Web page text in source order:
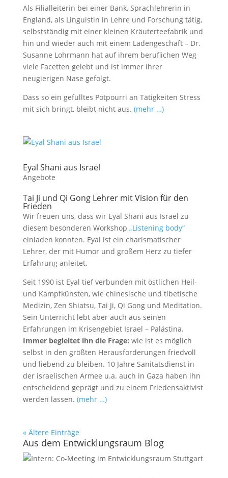
Als Filialleiterin bei einer Bank, Sprachlehrerin in
England, als Linguistin in Lehre und Forschung tätig,
selbstständig mit einer kleinen Kräuterteefabrik und
hin und wieder auch mit einem Ladengeschäft – Dr.
Susanne Lohrmann hat auf ihrem beruflichen Weg
viele Facetten gelebt und ist immer ihrer
neugierigen Nase gefolgt.
Dass so ein gefülltes Potpourri an Tätigkeiten Stress
mit sich bringt, bleibt nicht aus. (mehr …)
Eyal Shani aus Israel
Angebote
Tai Ji und Qi Gong Lehrer mit Vision für den
Frieden
Wir freuen uns, dass wir Eyal Shani aus Israel zu
diesem besonderen Workshop „Listening body“
einladen konnten. Eyal ist ein charismatischer
Lehrer, der mit Humor und großem Herz zu tiefer
Erfahrung anleitet.
Seit 1990 ist Eyal tief verbunden mit östlichen Heil-
und Kampfkünsten, wie chinesische und tibetische
Medizin, Zen Shiatsu, Tai Ji, Qi Gong und Meditation.
Sein Unterricht lebt aber auch aus seinen
Erfahrungen im Krisengebiet Israel – Palästina.
Immer begleitet ihn die Frage: wie ist es möglich
selbst in den größten Herausforderungen friedvoll
und liebend zu bleiben. 10 Jahre Sanitätsdienst in
der israelischen Armee u.a. auch in Gaza haben ihn
entscheidend geprägt und zu einem Friedensaktivist
werden lassen. (mehr …)
« Ältere Einträge
Aus dem Entwicklungsraum Blog